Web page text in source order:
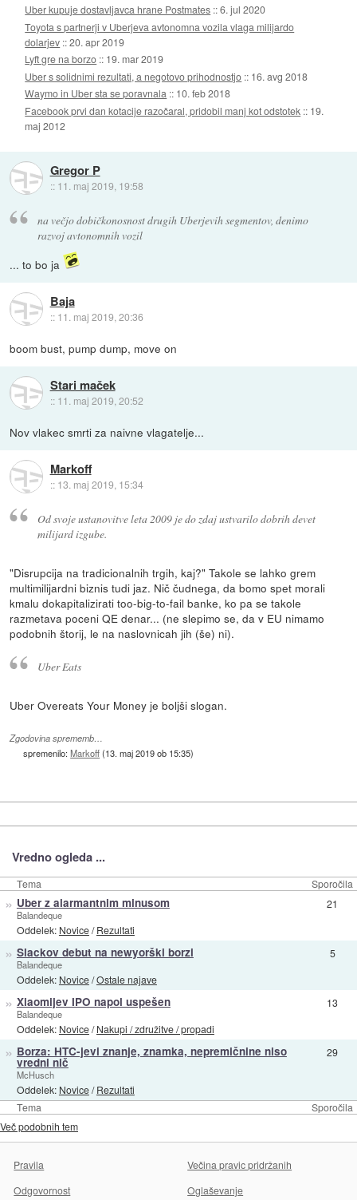
Uber kupuje dostavljavca hrane Postmates ::6. jul 2020
Toyota s partnerji v Uberjeva avtonomna vozila vlaga milijardo
dolarjev ::20. apr 2019
Lyft gre na borzo :: 19. mar 2019
Uber s solidnimi rezultati, a negotovo prihodnostjo :: 16. avg 2018
Waymo in Uber sta se poravnala :: 10. feb 2018
Facebook prvi dan kotacije razočaral, pridobil manj kot odstotek :: 19.
maj 2012
Gregor P
:: 11. maj 2019, 19:58
na večjo dobičkonosnost drugih Uberjevih segmentov, denimo
razvoj avtonomnih vozil
... to bo ja
Baja
:: 11. maj 2019, 20:36
boom bust, pump dump, move on
Stari maček
:: 11. maj 2019, 20:52
Nov vlakec smrti za naivne vlagatelje...
Markoff
:: 13. maj 2019, 15:34
Od svoje ustanovitve leta 2009 je do zdaj ustvarilo dobrih devet
milijard izgube.
"Disrupcija na tradicionalnih trgih, kaj?" Takole se lahko grem
multimilijardni biznis tudi jaz. Nič čudnega, da bomo spet morali
kmalu dokapitalizirati too-big-to-fail banke, ko pa se takole
razmetava poceni QE denar... (ne slepimo se, da v EU nimamo
podobnih štorij, le na naslovnicah jih (še) ni).
Uber Eats
Uber Overeats Your Money je boljši slogan.
Zgodovina sprememb…
spremenilo:Markoff(13. maj 2019 ob 15:35)
Vredno ogleda ...
Tema Sporočila
Tema Sporočila
» Uber z alarmantnim minusom
Balandeque
Oddelek: Novice/Rezultati
21
» Slackov debut na newyorški borzi
Balandeque
Oddelek: Novice/Ostale najave
5
» Xiaomijev IPO napol uspešen
Balandeque
Oddelek: Novice/Nakupi / združitve / propadi
13
» Borza: HTC-jevi znanje, znamka, nepremičnine niso
vredni nič
McHusch
Oddelek: Novice/Rezultati
29
Več podobnih tem
Pravila
Večina pravic pridržanih
Odgovornost
Oglaševanje